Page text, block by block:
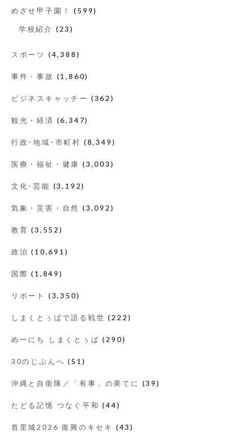
めざせ甲子園！ (599)
学校紹介 (23)
スポーツ (4,388)
事件・事故 (1,860)
ビジネスキャッチー (362)
観光・経済 (6,347)
行政･地域･市町村 (8,349)
医療・福祉・健康 (3,003)
文化･芸能 (3,192)
気象・災害・自然 (3,092)
教育 (3,552)
政治 (10,691)
国際 (1,849)
リポート (3,350)
しまくとぅばで語る戦世 (222)
めーにち しまくとぅば (290)
30のじぶんへ (51)
沖縄と自衛隊／「有事」の果てに (39)
たどる記憶 つなぐ平和 (44)
首里城2026 復興のキセキ (43)